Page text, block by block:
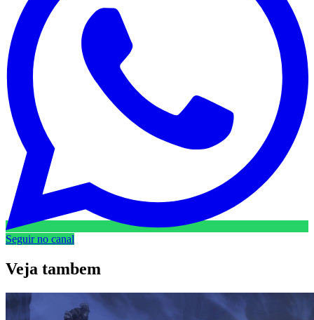
Seguir no canal
Veja tambem